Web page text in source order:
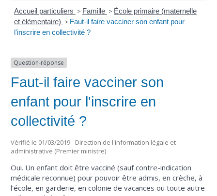
Accueil particuliers > Famille > École primaire (maternelle
et élémentaire) > Faut-il faire vacciner son enfant pour
l'inscrire en collectivité ?
Question-réponse
Faut-il faire vacciner son
enfant pour l'inscrire en
collectivité ?
Vérifié le 01/03/2019 - Direction de l'information légale et
administrative (Premier ministre)
Oui. Un enfant doit être vacciné (sauf contre-indication
médicale reconnue) pour pouvoir être admis, en crèche, à
l'école, en garderie, en colonie de vacances ou toute autre